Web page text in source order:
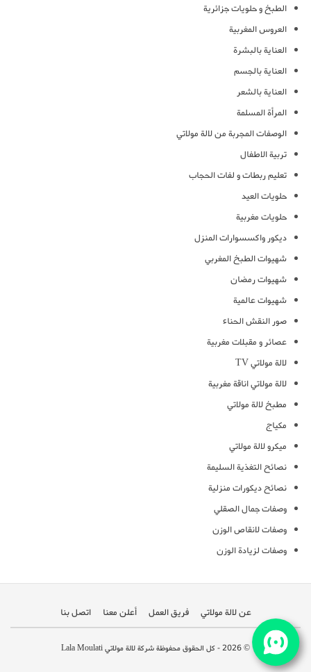
الطبخ و حلويات جزائرية
العروس المغربية
العناية بالبشرة
العناية بالجسم
العناية بالشعر
المرأة المسلمة
الوصفات المجربة من لالة مولاتي
تربية الاطفال
تعليم ربطات و لفات الحجاب
حلويات العيد
حلويات مغربية
ديكور واكسسوارات المنزل
شهيوات الطبخ المغربي
شهيوات رمضان
شهيوات عالمية
صور النقش الحناء
عصائر و مقبلات مغربية
لالة مولاتي TV
لالة مولاتي اناقة مغربية
مطبخ لالة مولاتي
مكياج
ميكرو لالة مولاتي
نصائح التغذية السليمة
نصائح ديكورات منزلية
وصفات جمال الصقلي
وصفات لانقاص الوزن
وصفات لزيادة الوزن
عن لالة مولاتي فريق العمل أعلن معنا اتصل بنا
© 2026 - كل الحقوق محفوظة شركة لالة مولاتي Lala Moulati